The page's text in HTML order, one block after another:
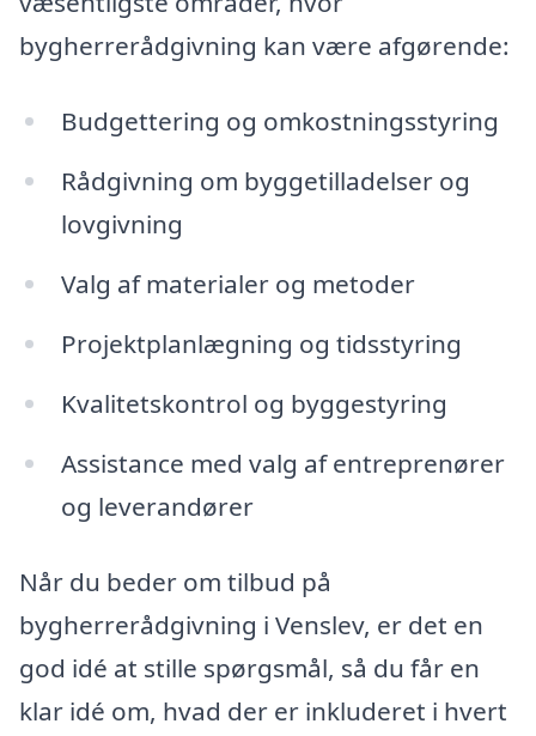
bygherrerådgivning kan være afgørende:
Budgettering og omkostningsstyring
Rådgivning om byggetilladelser og
lovgivning
Valg af materialer og metoder
Projektplanlægning og tidsstyring
Kvalitetskontrol og byggestyring
Assistance med valg af entreprenører
og leverandører
Når du beder om tilbud på
bygherrerådgivning i Venslev, er det en
god idé at stille spørgsmål, så du får en
klar idé om, hvad der er inkluderet i hvert